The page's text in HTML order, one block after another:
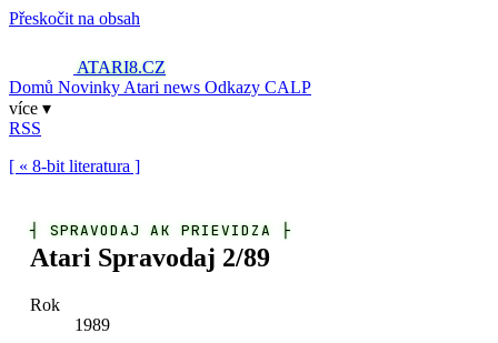
Přeskočit na obsah
ATARI8.CZ
Domů Novinky Atari news Odkazy CALP
více ▾
RSS
[ « 8-bit literatura ]
┤SPRAVODAJ AK PRIEVIDZA ├
Atari Spravodaj 2/89
Rok
1989